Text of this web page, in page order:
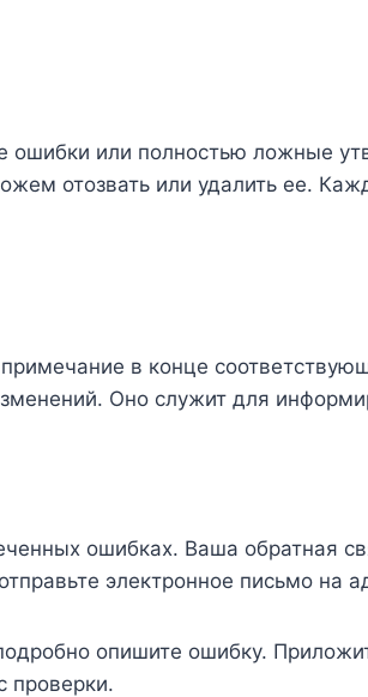
или полностью ложные
отозвать или удалить ее.
в конце
Оно служит для
ошибках. Ваша обратная
электронное письмо на
опишите ошибку.
проверки.